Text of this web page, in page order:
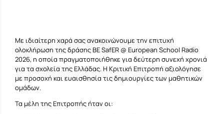
Με ιδιαίτερη χαρά σας ανακοινώνουμε την επιτυχή
ολοκλήρωση της δράσης BE SafER @ European School Radio
2026, η οποία πραγματοποιήθηκε για δεύτερη συνεχή χρονιά
για τα σχολεία της Ελλάδας. Η Κριτική Επιτροπή αξιολόγησε
με προσοχή και ευαισθησία τις δημιουργίες των μαθητικών
ομάδων.
Τα μέλη της Επιτροπής ήταν οι: